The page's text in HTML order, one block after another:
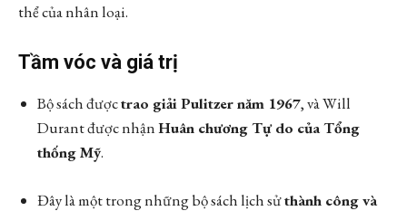
thể của nhân loại.
Tầm vóc và giá trị
Bộ sách đượctrao giải Pulitzer năm 1967, và Will
Durant được nhậnHuân chương Tự do của Tổng
thống Mỹ.
Đây là một trong những bộ sách lịch sửthành công và